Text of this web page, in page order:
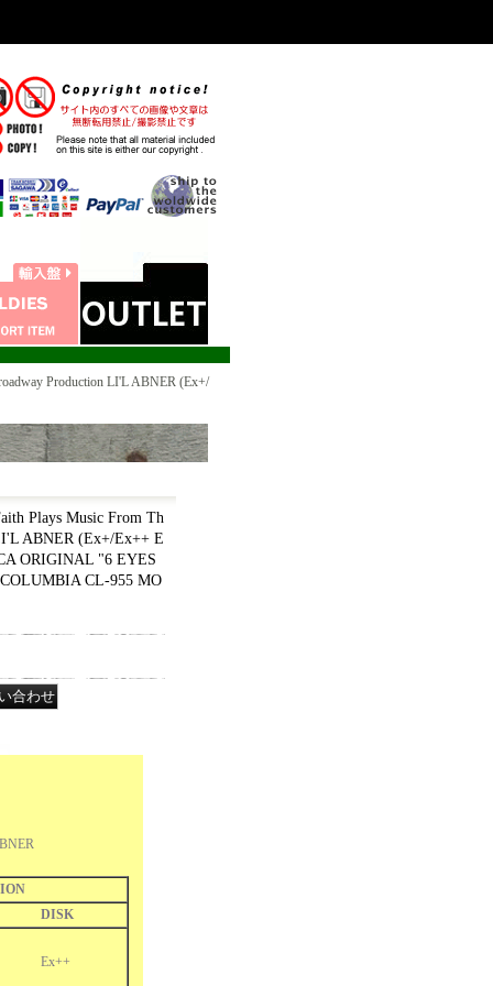
Production LI'L ABNER (Ex+/
Plays Music From Th
ABNER (Ex+/Ex++ E
ORIGINAL "6 EYES
COLUMBIA CL-955 MO
DISK
Ex++